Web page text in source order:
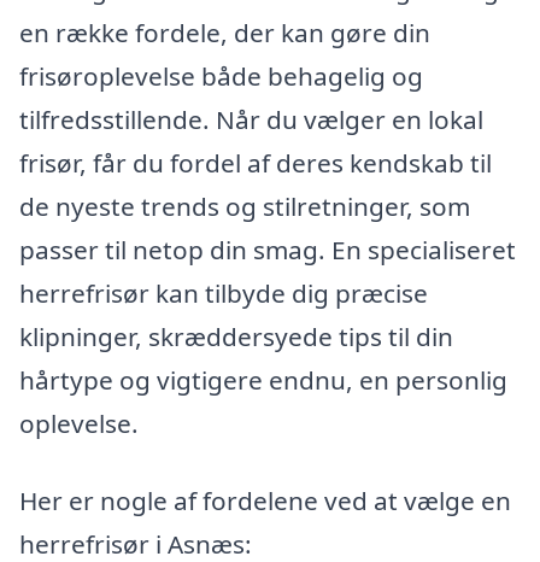
en række fordele, der kan gøre din
frisøroplevelse både behagelig og
tilfredsstillende. Når du vælger en lokal
frisør, får du fordel af deres kendskab til
de nyeste trends og stilretninger, som
passer til netop din smag. En specialiseret
herrefrisør kan tilbyde dig præcise
klipninger, skræddersyede tips til din
hårtype og vigtigere endnu, en personlig
oplevelse.
Her er nogle af fordelene ved at vælge en
herrefrisør i Asnæs: